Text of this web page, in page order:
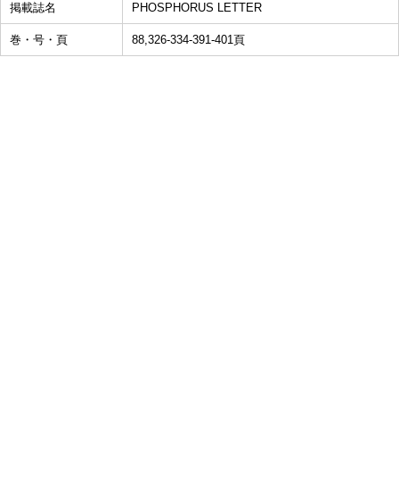
掲載誌名 PHOSPHORUS LETTER
巻・号・頁 88,326-334-391-401頁